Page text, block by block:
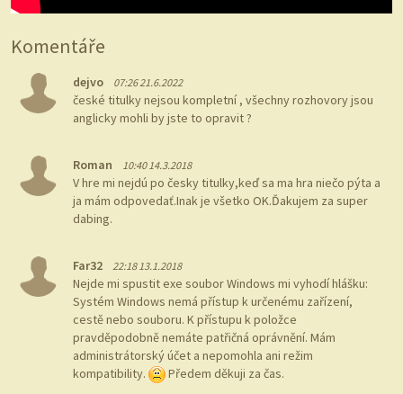
Komentáře
dejvo 07:26 21.6.2022
české titulky nejsou kompletní , všechny rozhovory jsou
anglicky mohli by jste to opravit ?
Roman 10:40 14.3.2018
V hre mi nejdú po česky titulky,keď sa ma hra niečo pýta a
ja mám odpovedať.Inak je všetko OK.Ďakujem za super
dabing.
Far32 22:18 13.1.2018
Nejde mi spustit exe soubor Windows mi vyhodí hlášku:
Systém Windows nemá přístup k určenému zařízení,
cestě nebo souboru. K přístupu k položce
pravděpodobně nemáte patřičná oprávnění. Mám
administrátorský účet a nepomohla ani režim
kompatibility.
Předem děkuji za čas.